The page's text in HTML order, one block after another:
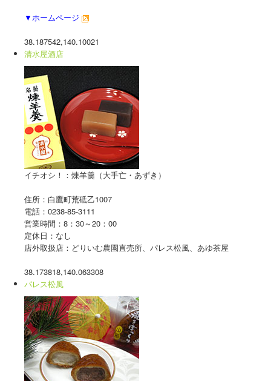
▼ホームページ
38.187542,140.10021
清水屋酒店
イチオシ！：煉羊羹（大手亡・あずき）
住所：白鷹町荒砥乙1007
電話：0238-85-3111
営業時間：8：30～20：00
定休日：なし
店外取扱店：どりいむ農園直売所、パレス松風、あゆ茶屋
38.173818,140.063308
パレス松風